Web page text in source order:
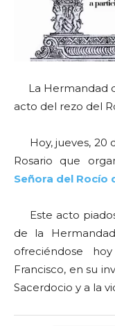
La Hermandad
acto del rezo del
Hoy, jueves, 20
Rosario que
Señora del Rocío
Este acto
de la
ofreciéndose
Francisco, en su
Sacerdocio y a la